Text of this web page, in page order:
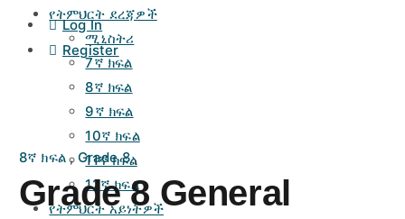
የትምህርት ደረጃዎች
ሚኒስትሪ
7ኛ ክፍል
8ኛ ክፍል
9ኛ ክፍል
10ኛ ክፍል
11ኛ ክፍል
12ኛ ክፍል
የትምህርት አይነትዎች
Log In
Register
8ኛ ክፍል, Grade 8,
Grade 8 General